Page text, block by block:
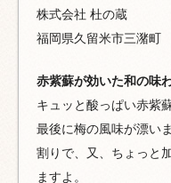
株式会社 杜の蔵
福岡県久留米市三潴町
赤紫蘇が効いた和の味
キュッと酸っぱい赤紫
最後に梅の風味が漂い
割りで、又、ちょっと
ますよ。